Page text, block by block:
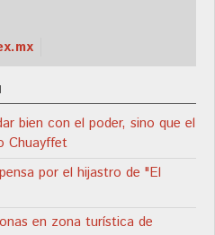
bien con el poder, sino que el
Chuayffet
por el hijastro de "El
en zona turística de